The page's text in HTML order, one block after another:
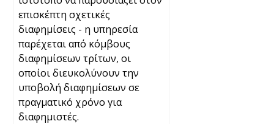
επισκέπτη σχετικές
διαφημίσεις - η υπηρεσία
παρέχεται από κόμβους
διαφημίσεων τρίτων, οι
οποίοι διευκολύνουν την
υποβολή διαφημίσεων σε
πραγματικό χρόνο για
διαφημιστές.